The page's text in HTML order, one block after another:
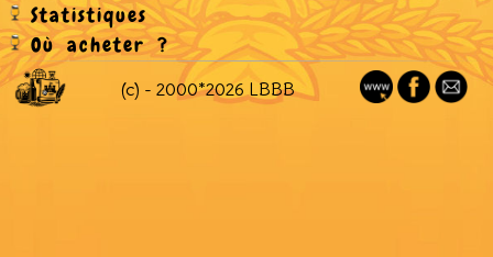
Statistiques
Où acheter ?
(c) - 2000*2026 LBBB